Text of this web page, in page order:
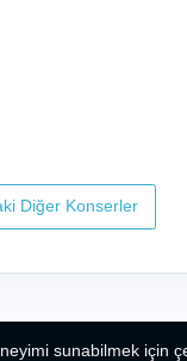
Diğer Konserler
sunabilmek için